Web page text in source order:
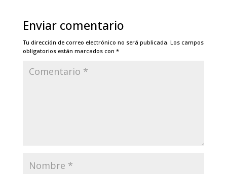
Enviar comentario
Tu dirección de correo electrónico no será publicada. Los campos
obligatorios están marcados con *